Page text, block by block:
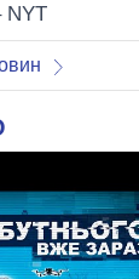
NYT